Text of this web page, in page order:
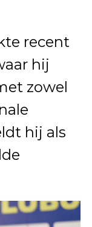
recent
hij
zowel
hij als